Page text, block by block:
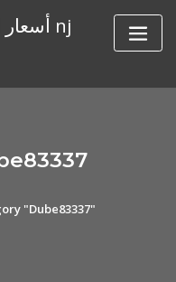
أسعار القروض العقارية الاستثمارية nj
"Dube83337"